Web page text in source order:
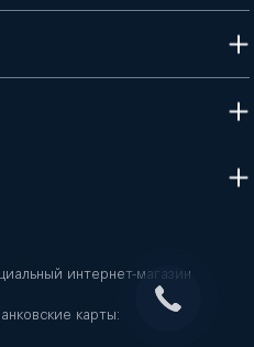
интернет-магазин
карты: